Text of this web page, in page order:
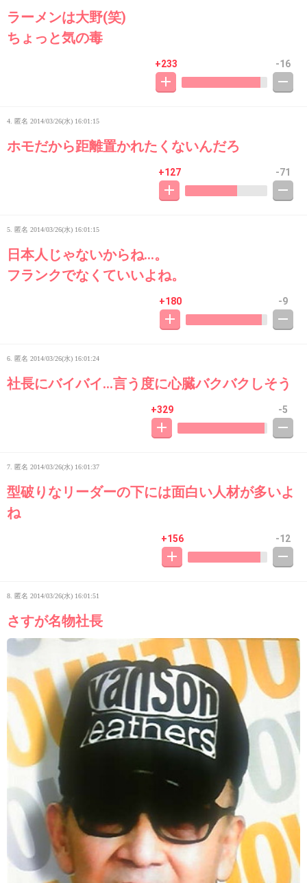
ラーメンは大野(笑)
ちょっと気の毒
+233 -16
4. 匿名 2014/03/26(水) 16:01:15
ホモだから距離置かれたくないんだろ
+127 -71
5. 匿名 2014/03/26(水) 16:01:15
日本人じゃないからね…。
フランクでなくていいよね。
+180 -9
6. 匿名 2014/03/26(水) 16:01:24
社長にバイバイ…言う度に心臓バクバクしそう
+329 -5
7. 匿名 2014/03/26(水) 16:01:37
型破りなリーダーの下には面白い人材が多いよ
ね
+156 -12
8. 匿名 2014/03/26(水) 16:01:51
さすが名物社長